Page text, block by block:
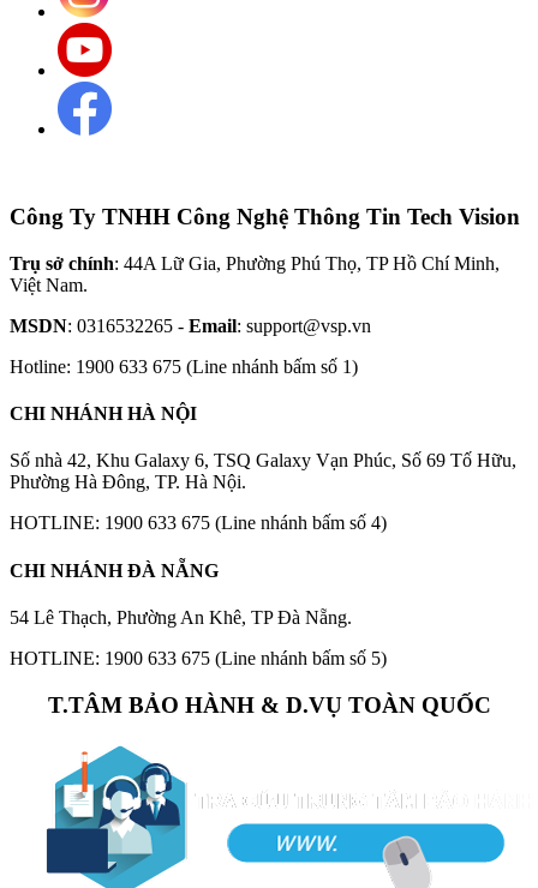
Công Ty TNHH Công Nghệ Thông Tin Tech Vision
Trụ sở chính: 44A Lữ Gia, Phường Phú Thọ, TP Hồ Chí Minh,
Việt Nam.
MSDN: 0316532265 - Email: support@vsp.vn
Hotline: 1900 633 675 (Line nhánh bấm số 1)
CHI NHÁNH HÀ NỘI
Số nhà 42, Khu Galaxy 6, TSQ Galaxy Vạn Phúc, Số 69 Tố Hữu,
Phường Hà Đông, TP. Hà Nội.
HOTLINE: 1900 633 675 (Line nhánh bấm số 4)
CHI NHÁNH ĐÀ NẴNG
54 Lê Thạch, Phường An Khê, TP Đà Nẵng.
HOTLINE: 1900 633 675 (Line nhánh bấm số 5)
T.TÂM BẢO HÀNH & D.VỤ TOÀN QUỐC